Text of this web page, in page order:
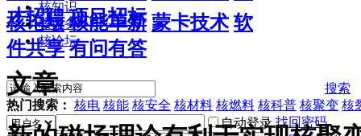
才招聘 项目招标
核论坛 核能革新 蒙卡技术 软
件共享 有问有答
搜索
热门搜索： 核电 核能 核安全 核材料 核燃料 核科普 核聚变 核
自动登录 找回密码
核知识
核服务
核论坛
文章